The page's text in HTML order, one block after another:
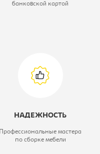
Стул барный
банковской картой
НАДЕЖНОСТЬ
Профессиональные мастера
по сборке мебели